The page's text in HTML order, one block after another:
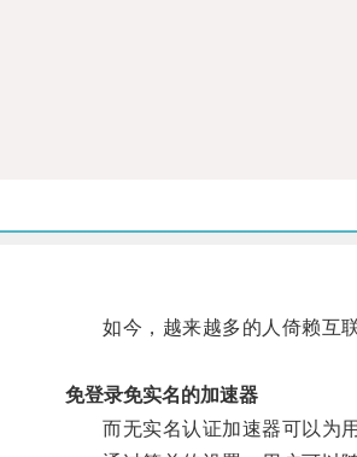
如今，越来越多的人倚赖互联
免登录免实名的加速器
而无实名认证加速器可以为用